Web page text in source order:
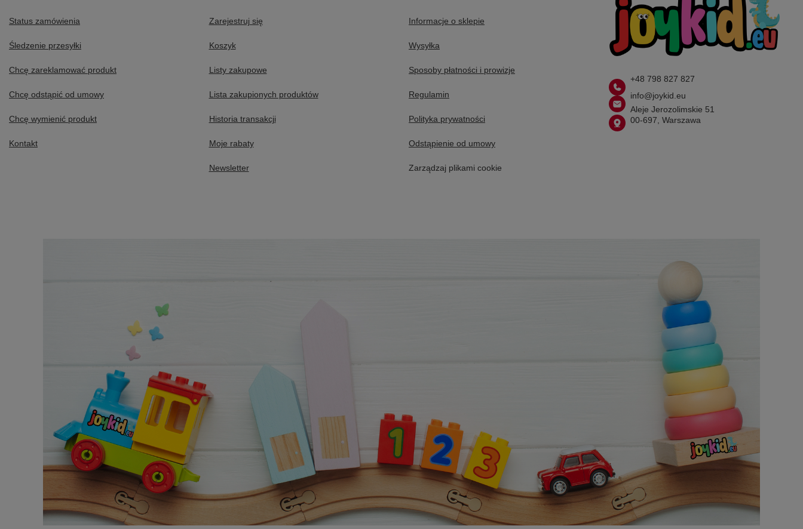
Status zamówienia
Śledzenie przesyłki
Chcę zareklamować produkt
Chcę odstąpić od umowy
Chcę wymienić produkt
Kontakt
Zarejestruj się
Koszyk
Listy zakupowe
Lista zakupionych produktów
Historia transakcji
Moje rabaty
Newsletter
Informacje o sklepie
Wysyłka
Sposoby płatności i prowizje
Regulamin
Polityka prywatności
Odstąpienie od umowy
Zarządzaj plikami cookie
+48 798 827 827
info@joykid.eu
Aleje Jerozolimskie 51
00-697, Warszawa